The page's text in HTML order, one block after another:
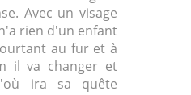
Avec un visage
rien d'un enfant
au fur et à
il va changer et
ira sa quête